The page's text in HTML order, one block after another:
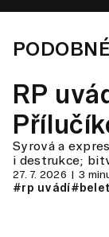
RP
Syrová a
i destrukce;
27. 7. 2026 3
#rp uvádí